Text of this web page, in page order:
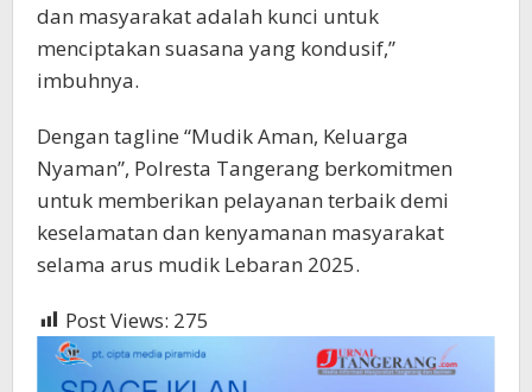
dan masyarakat adalah kunci untuk
menciptakan suasana yang kondusif,”
imbuhnya.
Dengan tagline “Mudik Aman, Keluarga
Nyaman”, Polresta Tangerang berkomitmen
untuk memberikan pelayanan terbaik demi
keselamatan dan kenyamanan masyarakat
selama arus mudik Lebaran 2025.
Post Views: 275